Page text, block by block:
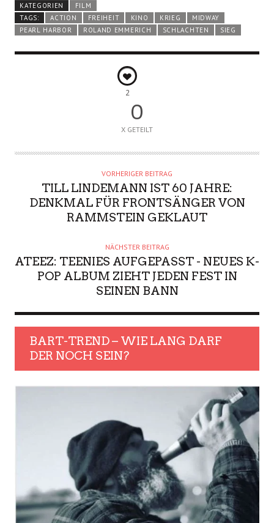
KATEGORIEN
FILM
TAGS:
ACTION FREIHEIT KINO KRIEG
MIDWAY
PEARL HARBOR
ROLAND EMMERICH SCHLACHTEN SIEG
2
0
X GETEILT
VORHERIGER BEITRAG
TILL LINDEMANN IST 60 JAHRE:
DENKMAL FÜR FRONTSÄNGER VON
RAMMSTEIN GEKLAUT
NÄCHSTER BEITRAG
ATEEZ: TEENIES AUFGEPASST - NEUES K-
POP ALBUM ZIEHT JEDEN FEST IN
SEINEN BANN
BART-TREND – WIE LANG DARF
DER NOCH SEIN?